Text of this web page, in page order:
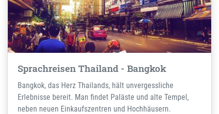
Sprachreisen Thailand - Bangkok
Bangkok, das Herz Thailands, hält unvergessliche
Erlebnisse bereit. Man findet Paläste und alte Tempel,
neben neuen Einkaufszentren und Hochhäusern.